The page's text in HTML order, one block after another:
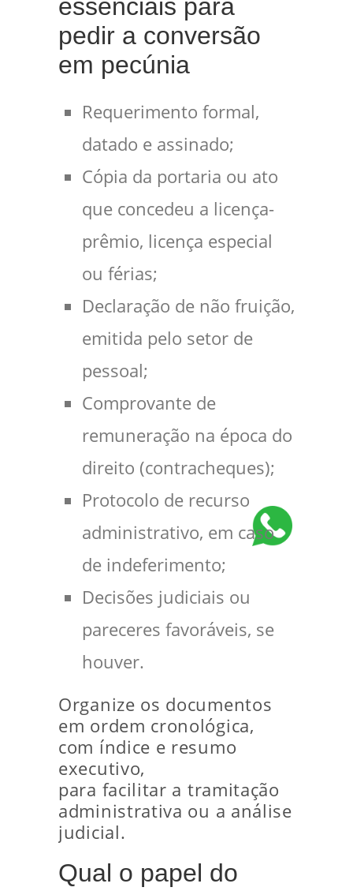
essenciais para
pedir a conversão
em pecúnia
Requerimento formal,
datado e assinado;
Cópia da portaria ou ato
que concedeu a licença-
prêmio, licença especial
ou férias;
Declaração de não fruição,
emitida pelo setor de
pessoal;
Comprovante de
remuneração na época do
direito (contracheques);
Protocolo de recurso
administrativo, em caso
de indeferimento;
Decisões judiciais ou
pareceres favoráveis, se
houver.
Organize os documentos
em ordem cronológica,
com índice e resumo
executivo,
para facilitar a tramitação
administrativa ou a análise
judicial.
Qual o papel do